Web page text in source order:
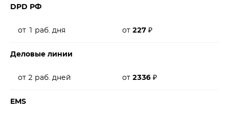
DPD РФ
от 1 раб. дня от 227 ₽
Деловые линии
от 2 раб. дней от 2336 ₽
EMS